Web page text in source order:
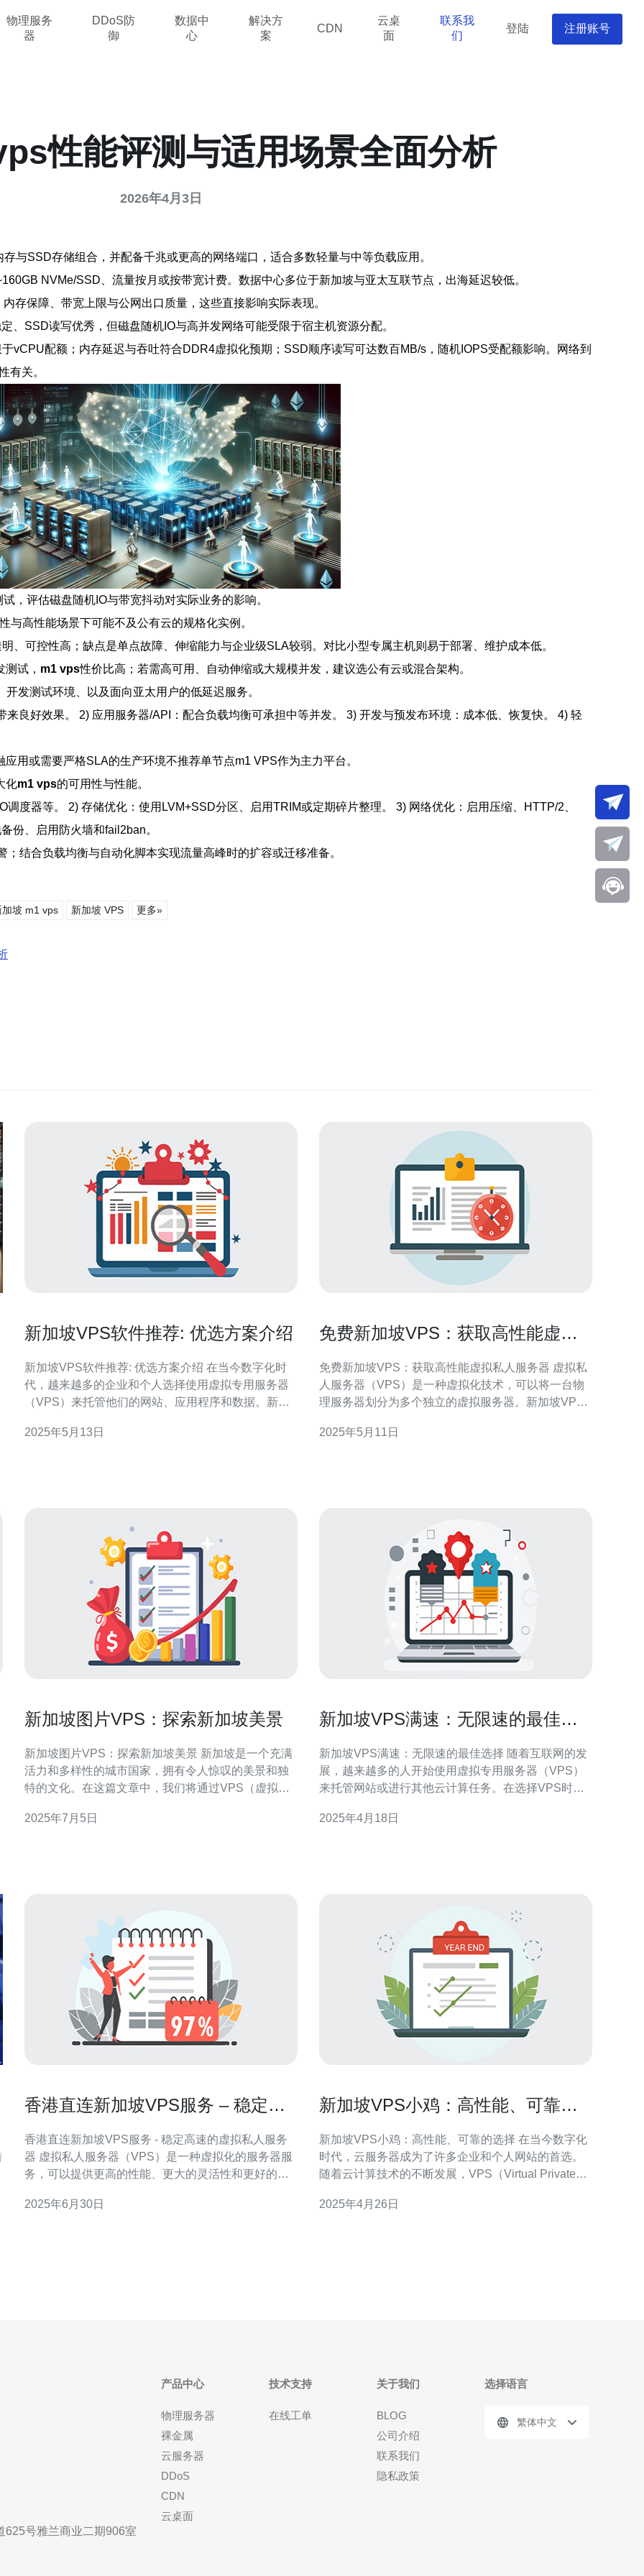
物理服务
器
DDoS防
御
数据中
心
解决方
案
CDN
云桌
面
联系我
们
登陆 注册账号
性能评测与适用场景全面分析
2026年4月3日
与SSD存储组合，并配备千兆或更高的网络端口，适合多数轻量与中等负载应用。
NVMe/SSD、流量按月或按带宽计费。数据中心多位于新加坡与亚太互联节点，出海延迟较低。
存保障、带宽上限与公网出口质量，这些直接影响实际表现。
、SSD读写优秀，但磁盘随机IO与高并发网络可能受限于宿主机资源分配。
vCPU配额；内存延迟与吞吐符合DDR4虚拟化预期；SSD顺序读写可达数百MB/s，随机IOPS受配额影响。网络到
有关。
，评估磁盘随机IO与带宽抖动对实际业务的影响。
与高性能场景下可能不及公有云的规格化实例。
、可控性高；缺点是单点故障、伸缩能力与企业级SLA较弱。对比小型专属主机则易于部署、维护成本低。
试， m1 vps性价比高；若需高可用、自动伸缩或大规模并发，建议选公有云或混合架构。
发测试环境、以及面向亚太用户的低延迟服务。
良好效果。 2) 应用服务器/API：配合负载均衡可承担中等并发。 3) 开发与预发布环境：成本低、恢复快。 4) 轻
用或需要严格SLA的生产环境不推荐单节点m1 VPS作为主力平台。
化m1 vps的可用性与性能。
度器等。 2) 存储优化：使用LVM+SSD分区、启用TRIM或定期碎片整理。 3) 网络优化：启用压缩、HTTP/2、
份、启用防火墙和fail2ban。
结合负载均衡与自动化脚本实现流量高峰时的扩容或迁移准备。
加坡 m1 vps 新加坡 VPS 更多»
新加坡VPS软件推荐: 优选方案介绍
新加坡VPS软件推荐: 优选方案介绍 在当今数字化时
代，越来越多的企业和个人选择使用虚拟专用服务器
（VPS）来托管他们的网站、应用程序和数据。新加
和优质的数据中心设施，因此成为了很多人的首选。
2025年5月13日
免费新加坡VPS：获取高性能虚拟
免费新加坡VPS：获取高性能虚拟私人服务器 虚拟私
人服务器（VPS）是一种虚拟化技术，可以将一台物
理服务器划分为多个独立的虚拟服务器。新加坡VPS
的首选。 新加坡VPS具有以下优势： 地理位置优越：
2025年5月11日
新加坡图片VPS：探索新加坡美景
新加坡图片VPS：探索新加坡美景 新加坡是一个充满
活力和多样性的城市国家，拥有令人惊叹的美景和独
特的文化。在这篇文章中，我们将通过VPS（虚拟私
海湾金沙酒店是新加坡的标志性建筑之一，也是一个
2025年7月5日
新加坡VPS满速：无限速的最佳选
新加坡VPS满速：无限速的最佳选择 随着互联网的发
展，越来越多的人开始使用虚拟专用服务器（VPS）
来托管网站或进行其他云计算任务。在选择VPS时，
加坡VPS，它提供了无限速的优质网络连接，是最佳
2025年4月18日
香港直连新加坡VPS服务 – 稳定高
香港直连新加坡VPS服务 - 稳定高速的虚拟私人服务
器 虚拟私人服务器（VPS）是一种虚拟化的服务器服
务，可以提供更高的性能、更大的灵活性和更好的安
加坡数据中心的服务，可以让用户在两地之间快速传
2025年6月30日
新加坡VPS小鸡：高性能、可靠的
新加坡VPS小鸡：高性能、可靠的选择 在当今数字化
时代，云服务器成为了许多企业和个人网站的首选。
随着云计算技术的不断发展，VPS（Virtual Private
靠性备受欢迎。而新加坡作为亚洲的科技中心，其
2025年4月26日
625号雅兰商业二期906室
产品中心
物理服务器
裸金属
云服务器
DDoS
CDN
云桌面
技术支持
在线工单
关于我们
BLOG
公司介绍
联系我们
隐私政策
选择语言
繁体中文